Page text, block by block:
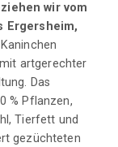
wir vom
Ergersheim,
artgerechter
Das
% Pflanzen,
Tierfett und
gezüchteten